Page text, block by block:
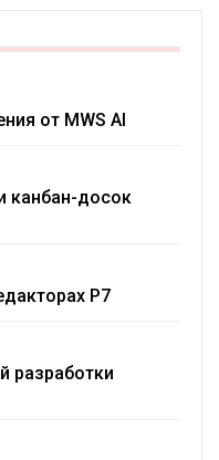
от MWS AI
канбан-досок
Р7
разработки